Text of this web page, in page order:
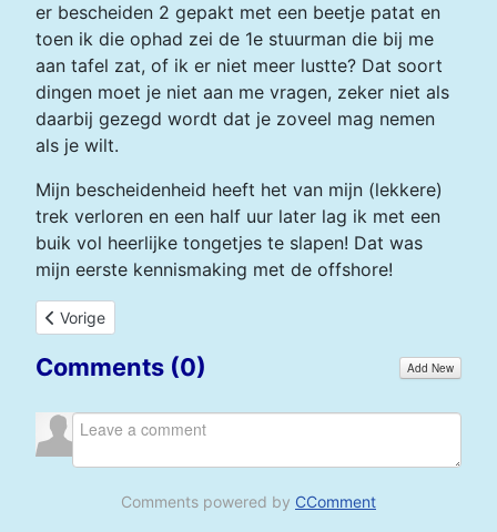
er bescheiden 2 gepakt met een beetje patat en
toen ik die ophad zei de 1e stuurman die bij me
aan tafel zat, of ik er niet meer lustte? Dat soort
dingen moet je niet aan me vragen, zeker niet als
daarbij gezegd wordt dat je zoveel mag nemen
als je wilt.
Mijn bescheidenheid heeft het van mijn (lekkere)
trek verloren en een half uur later lag ik met een
buik vol heerlijke tongetjes te slapen! Dat was
mijn eerste kennismaking met de offshore!
Vorig artikel: Hellempie
Vorige
Comments (0) Add New
Comments powered by CComment